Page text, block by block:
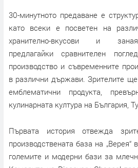
30-минутното предаване е
като всеки е посветен на
хранително-вкусови и
предлагайки сравнителен
производство и съвременните
в различни държави. Зрителите
емблематични продукта,
кулинарната култура на България,
Първата история отвежда
производствената база на
големите и модерни бази за